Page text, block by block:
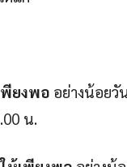
ยงพอ อย่างน้อยวั
น.